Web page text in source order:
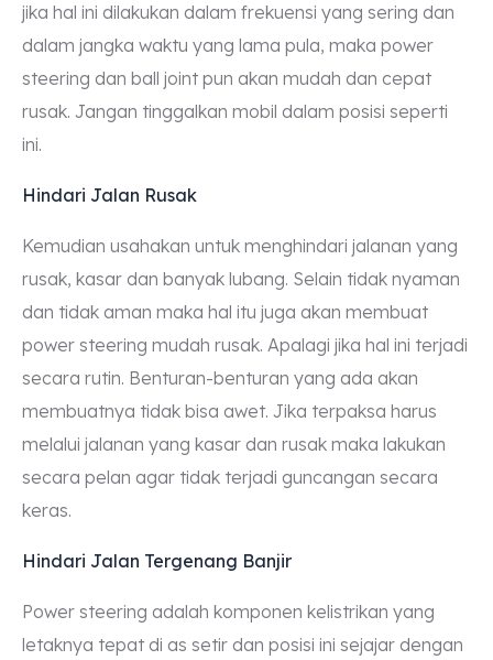
jika hal ini dilakukan dalam frekuensi yang sering dan
dalam jangka waktu yang lama pula, maka power
steering dan ball joint pun akan mudah dan cepat
rusak. Jangan tinggalkan mobil dalam posisi seperti
ini.
Hindari Jalan Rusak
Kemudian usahakan untuk menghindari jalanan yang
rusak, kasar dan banyak lubang. Selain tidak nyaman
dan tidak aman maka hal itu juga akan membuat
power steering mudah rusak. Apalagi jika hal ini terjadi
secara rutin. Benturan-benturan yang ada akan
membuatnya tidak bisa awet. Jika terpaksa harus
melalui jalanan yang kasar dan rusak maka lakukan
secara pelan agar tidak terjadi guncangan secara
keras.
Hindari Jalan Tergenang Banjir
Power steering adalah komponen kelistrikan yang
letaknya tepat di as setir dan posisi ini sejajar dengan